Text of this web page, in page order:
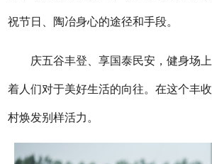
祝节日、陶冶身心的途径和手段。
庆五谷丰登、享国泰民安，健身场上
着人们对于美好生活的向往。在这个丰
村焕发别样活力。